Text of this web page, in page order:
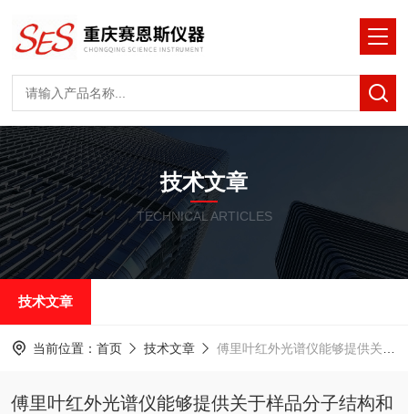
技术文章
TECHNICAL ARTICLES
技术文章
当前位置： 首页 技术文章 傅里叶红外光谱仪能够提供关于样品分子结构和化学键信息
傅里叶红外光谱仪能够提供关于样品分子结构和